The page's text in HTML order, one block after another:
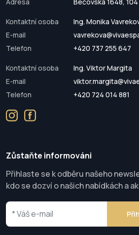
Kontaktní osoba
Ing. Monika
E-mail
Telefon
+420 737 255 647
Kontaktní osoba
Ing. Viktor Margita
E-mail
Telefon
+420 724 014 881
Zůstaňte informováni
Přihlaste se k odběru našeho
kdo se dozví o našich nabídkách a